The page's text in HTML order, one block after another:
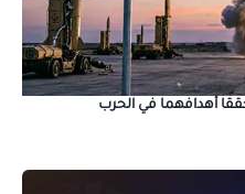
أهدافهما في الحرب